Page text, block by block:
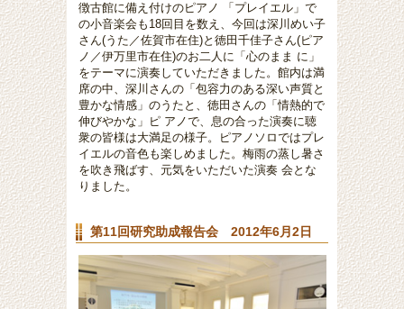
徴古館に備え付けのピアノ 「プレイエル」で
の小音楽会も18回目を数え、今回は深川めい子
さん(うた／佐賀市在住)と徳田千佳子さん(ピア
ノ／伊万里市在住)のお二人に「心のまま に」
をテーマに演奏していただきました。館内は満
席の中、深川さんの「包容力のある深い声質と
豊かな情感」のうたと、徳田さんの「情熱的で
伸びやかな」ピ アノで、息の合った演奏に聴
衆の皆様は大満足の様子。ピアノソロではプレ
イエルの音色も楽しめました。梅雨の蒸し暑さ
を吹き飛ばす、元気をいただいた演奏 会とな
りました。
第11回研究助成報告会 2012年6月2日